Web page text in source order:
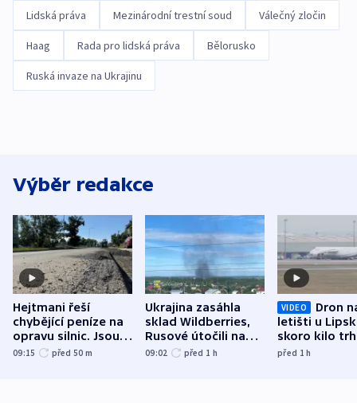
Lidská práva Mezinárodní trestní soud Válečný zločin
Haag Rada pro lidská práva Bělorusko
Ruská invaze na Ukrajinu
Výběr redakce
Hejtmani řeší
chybějící peníze na
opravu silnic. Jsou
nenárokové, namítá
09:15 před 50 m
Ukrajina zasáhla
sklad Wildberries,
Rusové útočili na
trh, hasiče či
09:02 před 1 h
VIDEO
Dron
letišti u
skoro kilo
indicie
před 1h